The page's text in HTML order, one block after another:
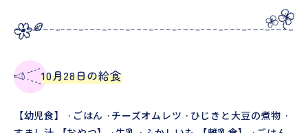
10月28日の給食
【幼児食】 ·ごはん ·チーズオムレツ ·ひじきと大豆の煮物 ·